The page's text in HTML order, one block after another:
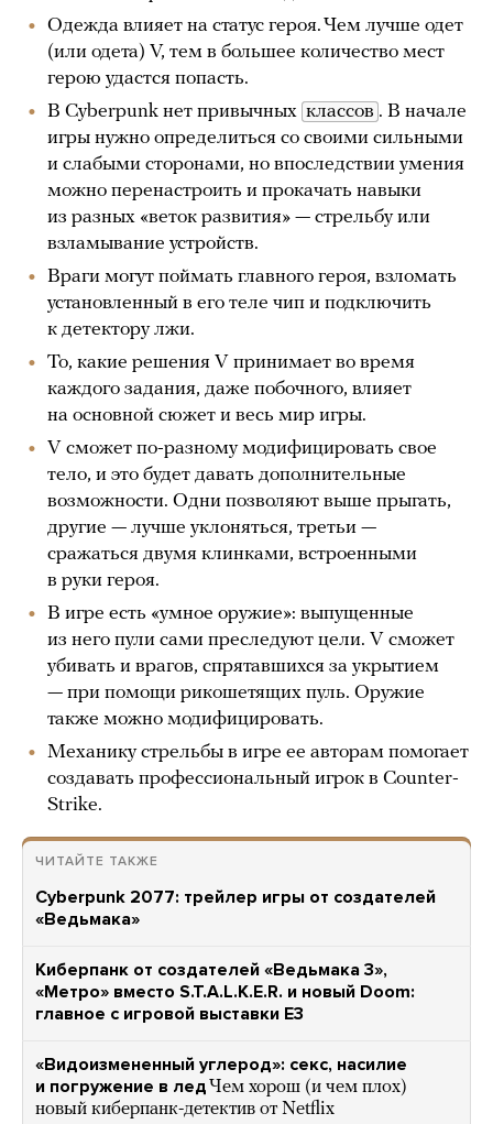
Одежда влияет на статус героя. Чем лучше одет
(или одета) V, тем в большее количество мест
герою удастся попасть.
В Cyberpunk нет привычных классов . В начале
игры нужно определиться со своими сильными
и слабыми сторонами, но впоследствии умения
можно перенастроить и прокачать навыки
из разных «веток развития» — стрельбу или
взламывание устройств.
Враги могут поймать главного героя, взломать
установленный в его теле чип и подключить
к детектору лжи.
То, какие решения V принимает во время
каждого задания, даже побочного, влияет
на основной сюжет и весь мир игры.
V сможет по-разному модифицировать свое
тело, и это будет давать дополнительные
возможности. Одни позволяют выше прыгать,
другие — лучше уклоняться, третьи —
сражаться двумя клинками, встроенными
в руки героя.
В игре есть «умное оружие»: выпущенные
из него пули сами преследуют цели. V сможет
убивать и врагов, спрятавшихся за укрытием
— при помощи рикошетящих пуль. Оружие
также можно модифицировать.
Механику стрельбы в игре ее авторам помогает
создавать профессиональный игрок в Counter-
Strike.
ЧИТАЙТЕ ТАКЖЕ
Cyberpunk 2077: трейлер игры от создателей
«Ведьмака»
Киберпанк от создателей «Ведьмака 3»,
«Метро» вместо S.T.A.L.K.E.R. и новый Doom:
главное с игровой выставки E3
«Видоизмененный углерод»: секс, насилие
и погружение в лед Чем хорош (и чем плох)
новый киберпанк-детектив от Netflix